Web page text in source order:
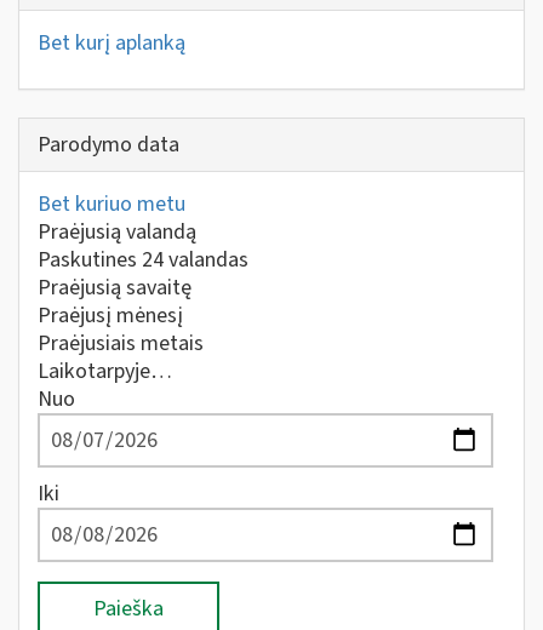
Bet kurį aplanką
Parodymo data
Bet kuriuo metu
Praėjusią valandą
Paskutines 24 valandas
Praėjusią savaitę
Praėjusį mėnesį
Praėjusiais metais
Laikotarpyje…
Nuo
Iki
Paieška